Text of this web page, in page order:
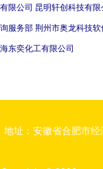
有限公司 昆明轩创科技有限
询服务部 荆州市奥龙科技软
海东奕化工有限公司
地址：安徽省合肥市